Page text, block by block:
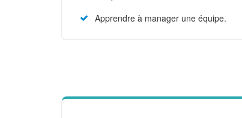
Apprendre à manager une équipe.